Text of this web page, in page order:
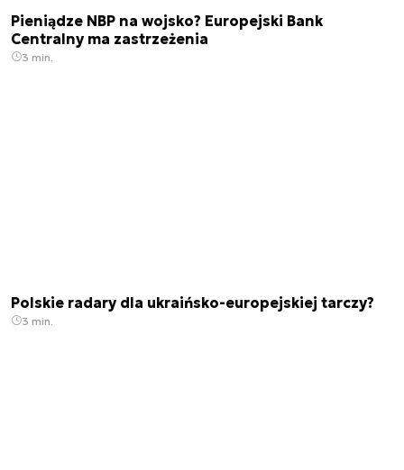
Pieniądze NBP na wojsko? Europejski Bank
Centralny ma zastrzeżenia
3 min.
Polskie radary dla ukraińsko-europejskiej tarczy?
3 min.